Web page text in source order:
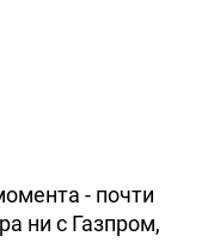
- почти
ни с Газпром,